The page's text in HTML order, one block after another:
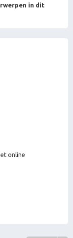
in dit
online